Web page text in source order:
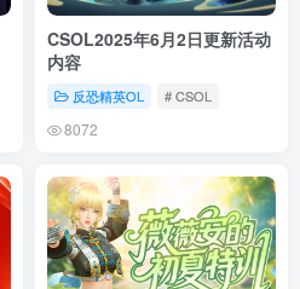
CSOL2025年6月2日更新活动
内容
反恐精英OL # CSOL
8072